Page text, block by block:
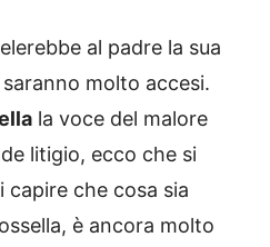
al padre la sua
molto accesi.
la voce del malore
litigio, ecco che si
capire che cosa sia
è ancora molto